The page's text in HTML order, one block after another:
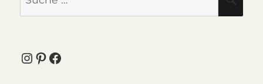
nach:
Instagram
Pinterest
Facebook